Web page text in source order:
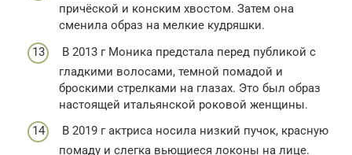
причёской и конским хвостом. Затем она
сменила образ на мелкие кудряшки.
В 2013 г Моника предстала перед публикой с
гладкими волосами, темной помадой и
броскими стрелками на глазах. Это был образ
настоящей итальянской роковой женщины.
В 2019 г актриса носила низкий пучок, красную
помаду и слегка вьющиеся локоны на лице.